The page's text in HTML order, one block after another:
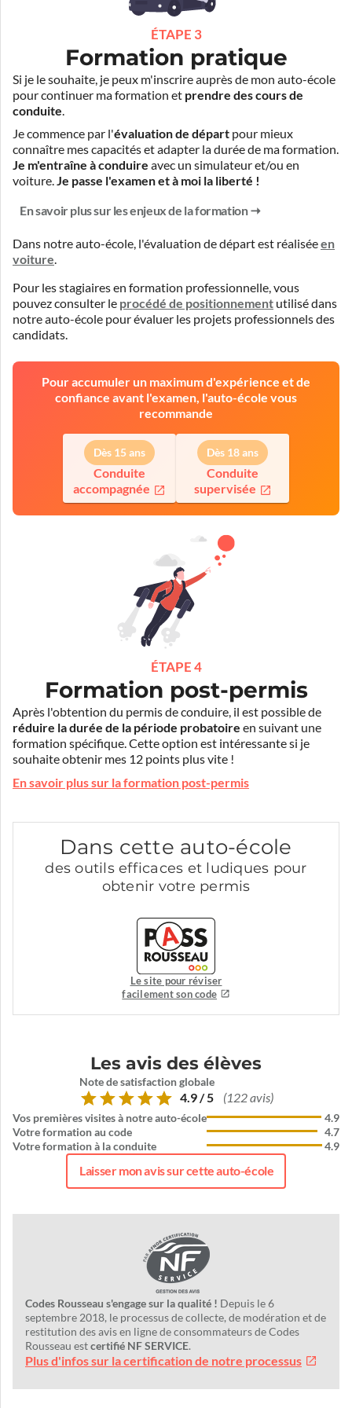
ÉTAPE 3
Formation pratique
Si je le souhaite, je peux m'inscrire auprès de mon auto-école
pour continuer ma formation et prendre des cours de
conduite.
Je commence par l'évaluation de départ pour mieux
connaître mes capacités et adapter la durée de ma formation.
Je m'entraîne à conduire avec un simulateur et/ou en
voiture.Je passe l'examen et à moi la liberté !
En savoir plus sur les enjeux de la formation
Dans notre auto-école, l'évaluation de départ est réaliséeen
voiture.
Pour les stagiaires en formation professionnelle, vous
pouvez consulter le procédé de positionnement utilisé dans
notre auto-école pour évaluer les projets professionnels des
candidats.
Pour accumuler un maximum d'expérience et de
confiance avant l'examen, l'auto-école vous
recommande
Dès 15 ans
Conduite
accompagnée
Dès 18 ans
Conduite
supervisée
ÉTAPE 4
Formation post-permis
Après l'obtention du permis de conduire, il est possible de
réduire la durée de la période probatoire en suivant une
formation spécifique. Cette option est intéressante si je
souhaite obtenir mes 12 points plus vite !
En savoir plus sur la formation post-permis
Dans cette auto-école
des outils efficaces et ludiques pour
obtenir votre permis
Le site pour réviser
facilement son code
Les avis des élèves
Note de satisfaction globale
4.9 / 5 (122 avis)
Vos premières visites à notre auto-école
Votre formation au code
Votre formation à la conduite
4.9
4.7
4.9
Laisser mon avis sur cette auto-école
Codes Rousseau s'engage sur la qualité ! Depuis le 6
septembre 2018, le processus de collecte, de modération et de
restitution des avis en ligne de consommateurs de Codes
Rousseau estcertifié NF SERVICE.
Plus d'infos sur la certification de notre processus